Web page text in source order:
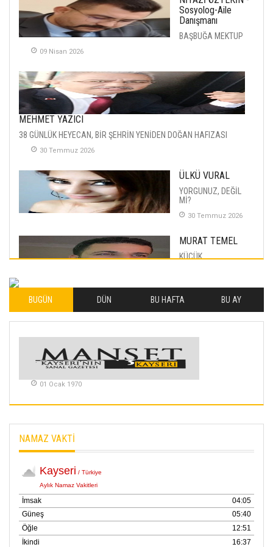
Sosyolog-Aile
Danışmanı
BAŞBUĞA MEKTUP
09 Nisan 2026
MEHMET YAZICI
38 GÜNLÜK HEYECAN, BİR ŞEHRİN YENİDEN DOĞAN HAFIZASI
30 Temmuz 2026
ÜLKÜ VURAL
YORGUNUZ, DEĞİL
Mİ?
30 Temmuz 2026
MURAT TEMEL
KÜÇÜK
İLHAN YILMAZ
SOFRADA AYRIMCILIK
METİN ERTEM
YAŞANANLAR!
Merve Şimşek
İlgi Alanlarımız ve Biz
02 Ekim 2025
BUGÜN DÜN BU HAFTA BU AY
01 Ocak 1970
NAMAZ VAKTİ